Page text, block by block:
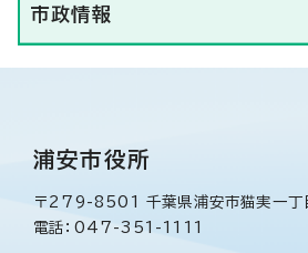
市政情報
浦安市役所
〒279-8501 千葉県浦安市猫実一丁
電話：047-351-1111